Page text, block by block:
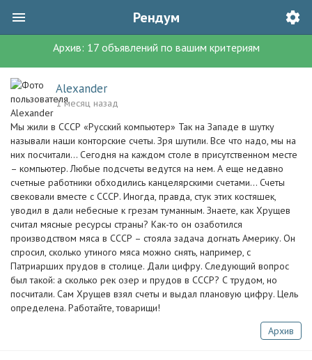
Рендум
Архив: 17объявлений по вашим критериям
Alexander
1 месяц назад
Мы жили в СССР «Русский компьютер» Так на Западе в шутку
называли наши конторские счеты. Зря шутили. Все что надо, мы на
них посчитали… Сегодня на каждом столе в присутственном месте
– компьютер. Любые подсчеты ведутся на нем. А еще недавно
счетные работники обходились канцелярскими счетами… Счеты
свековали вместе с СССР. Иногда, правда, стук этих костяшек,
уводил в дали небесные к грезам туманным. Знаете, как Хрущев
считал мясные ресурсы страны? Как-то он озаботился
производством мяса в СССР – стояла задача догнать Америку. Он
спросил, сколько утиного мяса можно снять, например, с
Патриарших прудов в столице. Дали цифру. Следующий вопрос
был такой: а сколько рек озер и прудов в СССР? С трудом, но
посчитали. Сам Хрущев взял счеты и выдал плановую цифру. Цель
определена. Работайте, товарищи!
Архив